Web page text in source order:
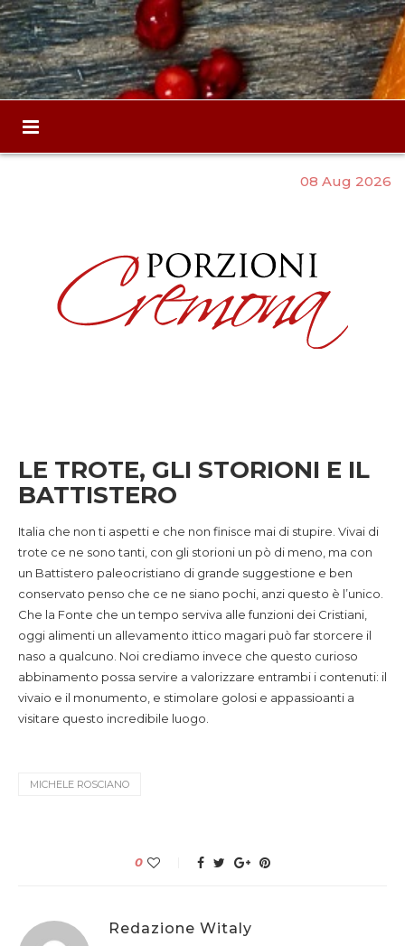
08 Aug 2026
LE TROTE, GLI STORIONI E IL
BATTISTERO
Italia che non ti aspetti e che non finisce mai di stupire. Vivai di
trote ce ne sono tanti, con gli storioni un pò di meno, ma con
un Battistero paleocristiano di grande suggestione e ben
conservato penso che ce ne siano pochi, anzi questo è l’unico.
Che la Fonte che un tempo serviva alle funzioni dei Cristiani,
oggi alimenti un allevamento ittico magari può far storcere il
naso a qualcuno. Noi crediamo invece che questo curioso
abbinamento possa servire a valorizzare entrambi i contenuti: il
vivaio e il monumento, e stimolare golosi e appassioanti a
visitare questo incredibile luogo.
MICHELE ROSCIANO
0
Redazione Witaly